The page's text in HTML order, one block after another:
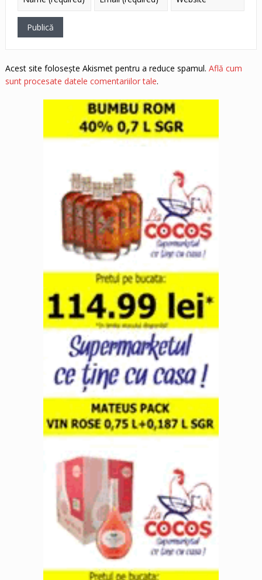
Acest site folosește Akismet pentru a reduce spamul. Află cum
sunt procesate datele comentariilor tale.